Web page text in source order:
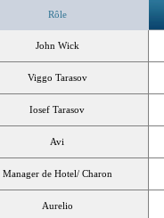
Rôle
John Wick
Viggo Tarasov
Iosef Tarasov
Avi
Manager de Hotel/ Charon
Aurelio